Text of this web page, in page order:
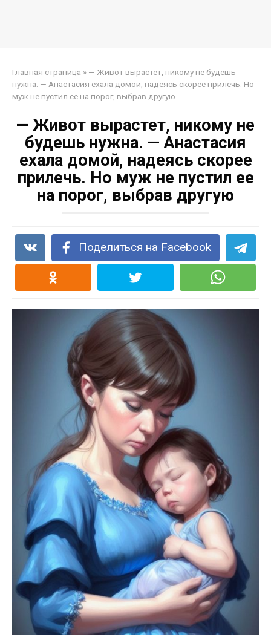
Главная страница » — Живот вырастет, никому не будешь
нужна. — Анастасия ехала домой, надеясь скорее прилечь. Но
муж не пустил ее на порог, выбрав другую
— Живот вырастет, никому не
будешь нужна. — Анастасия
ехала домой, надеясь скорее
прилечь. Но муж не пустил ее
на порог, выбрав другую
Поделиться на Facebook